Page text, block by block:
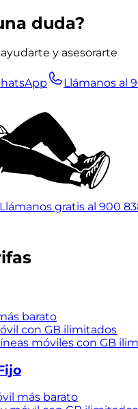
duda?
y asesorarte
Llámanos al
Llámanos gratis al 900
barato
con GB ilimitados
móviles con GB
más barato